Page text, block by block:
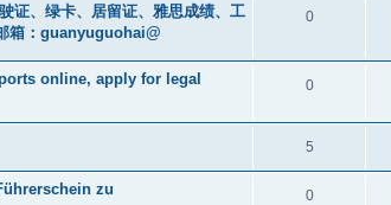
证、绿卡、居留证、雅思成绩、工
箱：guanyuguohai@
0
online, apply for legal
0
5
zu
0